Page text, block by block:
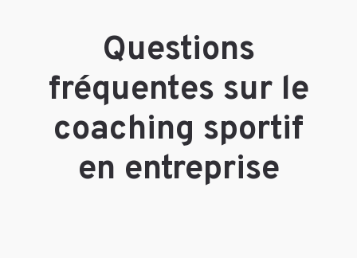
Questions
fréquentes sur le
coaching sportif
en entreprise